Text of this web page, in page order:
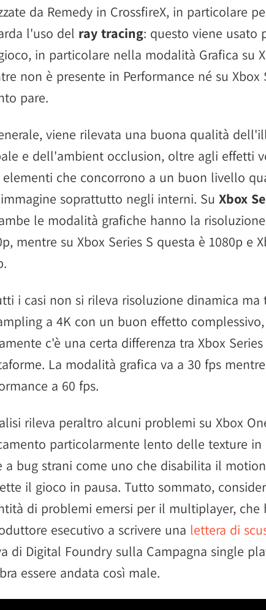
da Remedy in CrossfireX, in particolare
l'uso del ray tracing: questo viene usato
in particolare nella modalità Grafica su
non è presente in Performance né su Xbox
pare.
viene rilevata una buona qualità
e dell'ambient occlusion, oltre agli effetti
che concorrono a un buon livello
soprattutto negli interni. Su Xbox
le modalità grafiche hanno la
mentre su Xbox Series S questa è 1080p e
i casi non si rileva risoluzione dinamica ma
a 4K con un buon effetto
c'è una certa differenza tra Xbox
La modalità grafica va a 30 fps
a 60 fps.
rileva peraltro alcuni problemi su Xbox
particolarmente lento delle texture in
a bug strani come uno che disabilita il
il gioco in pausa. Tutto sommato,
di problemi emersi per il multiplayer, che
esecutivo a scrivere una lettera di
di Digital Foundry sulla Campagna single
essere andata così male.